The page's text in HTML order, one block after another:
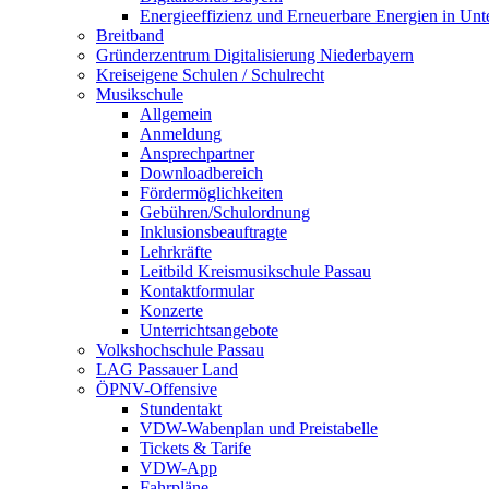
Energieeffizienz und Erneuerbare Energien in
Breitband
Gründerzentrum Digitalisierung Niederbayern
Kreiseigene Schulen / Schulrecht
Musikschule
Allgemein
Anmeldung
Ansprechpartner
Downloadbereich
Fördermöglichkeiten
Gebühren/Schulordnung
Inklusionsbeauftragte
Lehrkräfte
Leitbild Kreismusikschule Passau
Kontaktformular
Konzerte
Unterrichtsangebote
Volkshochschule Passau
LAG Passauer Land
ÖPNV-Offensive
Stundentakt
VDW-Wabenplan und Preistabelle
Tickets & Tarife
VDW-App